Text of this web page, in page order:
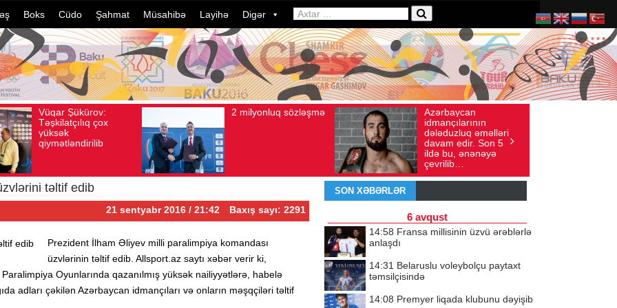
Boks Cüdo Şahmat Müsahibə Layihə Digər
2 milyonluq sözləşmə
Avqust 04, 2026
Azərbaycan
idmançılarının
dələduzluq əməlləri
davam edir. Son 5
ildə bu, ənənəyə
Baxış sayı: 136
Avqust 04, 2026
ürəyi hər zaman
doğma yurdu ilə
döyünür
İyul 30, 2026
təltif edib
21 sentyabr 2016 / 21:42 Baxış sayı: 2291
Prezident İlham Əliyev milli paralimpiya komandası
üzvlərinin təltif edib. Allsport.az saytı xəbər verir ki,
Oyunlarında qazanılmış yüksək nailiyyətlərə, habelə
adları çəkilən Azərbaycan idmançıları və onların məşqçiləri təltif
SON XƏBƏRLƏR
6 avqust
14:58 Fransa millisinin üzvü ərəblərlə
anlaşdı
14:31 Belaruslu voleybolçu paytaxt
təmsilçisində
14:08 Premyer liqada klubunu dəyişib